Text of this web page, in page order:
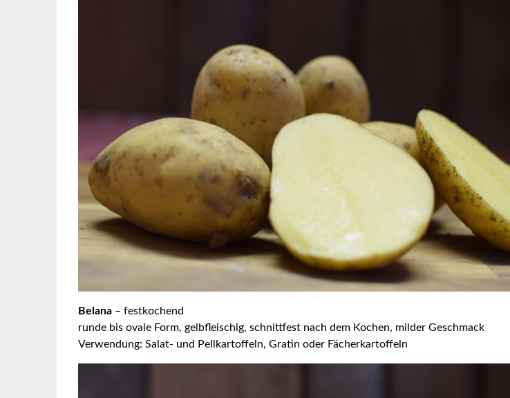
Belana – festkochend
runde bis ovale Form, gelbfleischig, schnittfest nach dem Kochen, milder Geschmack
Verwendung: Salat- und Pellkartoffeln, Gratin oder Fächerkartoffeln